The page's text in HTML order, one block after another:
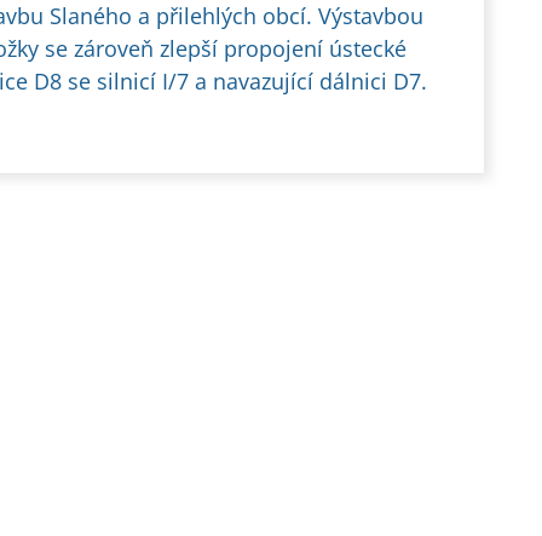
Slaného a přilehlých obcí. Výstavbou
se zároveň zlepší propojení ústecké
D8 se silnicí I/7 a navazující dálnici D7.